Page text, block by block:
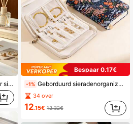
Geborduurde reisorganizer voor sieraden, sieradenetui en opbergmap (met transparante fluwelen tas met rits), ontworpen voor reizen, geschikt voor het opbergen van oorbellen, ringen, kettingen en armbanden
Bespaar 0.17€
-1% Geborduurd sieradenorganizerzakje - Een draagbare, ruime stoffen tas met anti-aanslaglaag. Ideaal voor het opbergen van gouden en zilveren accessoires. Deze organizer heeft meerdere lagen en handige vakjes - de ultieme oplossing voor het netjes opbergen van oorbellen, kettingen en andere sieraden.
34 over
12.15€ 12.32€